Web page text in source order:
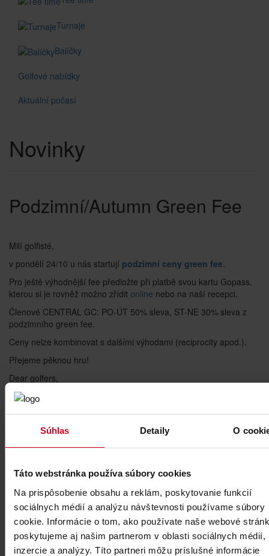
Súhlas Detaily O
Táto webstránka používa súbory cookies
Na prispôsobenie obsahu a reklám, poskytovanie funkcií
sociálnych médií a analýzu návštevnosti používame súbory
cookie. Informácie o tom, ako používate naše webové
poskytujeme aj našim partnerom v oblasti sociálnych médií,
inzercie a analýzy. Títo partneri môžu príslušné informácie
Turnaje
Balíčky
Golfové nabídky
Aktuální počasí
Novinky
Podzimní/Autumn Green Fee
Milí golfisté,
v pondělí 24/10 u nás startují podzimní ceny green fee.
Pro ještě výhodnější fee předložte při platbě svou kartu Gopass,
kterou si je rovněž možno zřídit online nebo na naší recepci.
Členové CENTRAL GC: PO-ÚT 50% sleva, ST-NE 30% sleva z
podzimního green fee.
Ceny nelze kombinovat s dalšími výhodami (reciprocity apod.).
Přejeme pěknou hru!
Dear golfers,
autumn green fees start on Monday 24/10.
For an even cheaper fee, present your Gopass card when paying.
CENTRAL GC members: MON-TUE 50% off, WED-SUN 30% off
autumn green fee.
Have a nice game!
Golf & Ski Resort Ostravice